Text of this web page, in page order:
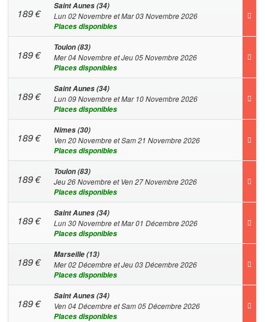
189€
Saint Aunes (34)
Lun 02 Novembre et Mar 03 Novembre 2026
Places disponibles
189€
Toulon (83)
Mer 04 Novembre et Jeu 05 Novembre 2026
Places disponibles
189€
Saint Aunes (34)
Lun 09 Novembre et Mar 10 Novembre 2026
Places disponibles
189€
Nimes (30)
Ven 20 Novembre et Sam 21 Novembre 2026
Places disponibles
189€
Toulon (83)
Jeu 26 Novembre et Ven 27 Novembre 2026
Places disponibles
189€
Saint Aunes (34)
Lun 30 Novembre et Mar 01 Décembre 2026
Places disponibles
189€
Marseille (13)
Mer 02 Décembre et Jeu 03 Décembre 2026
Places disponibles
189€
Saint Aunes (34)
Ven 04 Décembre et Sam 05 Décembre 2026
Places disponibles